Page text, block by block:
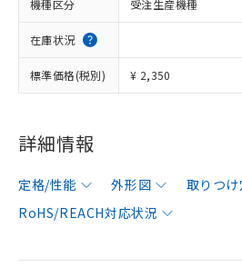
機種区分 受注生産機種
在庫状況
標準価格(税別) ¥ 2,350
詳細情報
定格/性能 外形図 取りつ
RoHS/REACH対応状況